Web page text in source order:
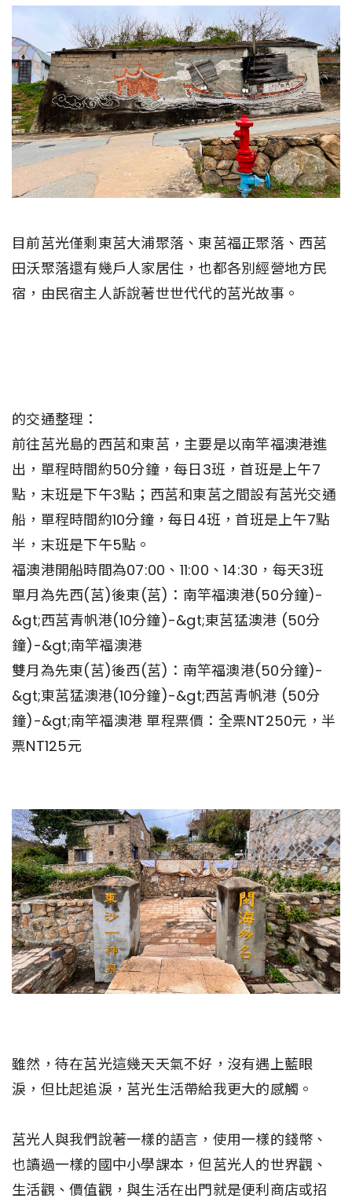
目前莒光僅剩東莒大浦聚落、東莒福正聚落、西莒
田沃聚落還有幾戶人家居住，也都各別經營地方民
宿，由民宿主人訴說著世世代代的莒光故事。
的交通整理：
前往莒光島的西莒和東莒，主要是以南竿福澳港進
出，單程時間約50分鐘，每日3班，首班是上午7
點，末班是下午3點；西莒和東莒之間設有莒光交通
船，單程時間約10分鐘，每日4班，首班是上午7點
半，末班是下午5點。
福澳港開船時間為07:00、11:00、14:30，每天3班
單月為先西(莒)後東(莒)：南竿福澳港(50分鐘)-
&gt;西莒青帆港(10分鐘)-&gt;東莒猛澳港 (50分
鐘)-&gt;南竿福澳港
雙月為先東(莒)後西(莒)：南竿福澳港(50分鐘)-
&gt;東莒猛澳港(10分鐘)-&gt;西莒青帆港 (50分
鐘)-&gt;南竿福澳港 單程票價：全票NT250元，半
票NT125元
雖然，待在莒光這幾天天氣不好，沒有遇上藍眼
淚，但比起追淚，莒光生活帶給我更大的感觸。
莒光人與我們說著一樣的語言，使用一樣的錢幣、
也讀過一樣的國中小學課本，但莒光人的世界觀、
生活觀、價值觀，與生活在出門就是便利商店或招